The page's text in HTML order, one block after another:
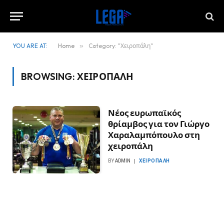
YOU ARE AT: Home » Category: "Χειροπάλη"
BROWSING: ΧΕΙΡΟΠΆΛΗ
Νέος ευρωπαϊκός
θρίαμβος για τον Γιώργο
Χαραλαμπόπουλο στη
χειροπάλη
BYADMIN ΧΕΙΡΟΠΆΛΗ